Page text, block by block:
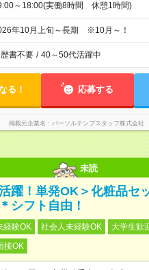
～18:00(実働8時間 休憩1時間)
年10月上旬～長期 ※10月～！
書不要 / 40～50代活躍中
る！ 応募する
掲載元企業名 パーソルテンプスタッフ株式会社
未読
躍！単発OK＞化粧品セ
シフト自由！
経験OK 社会人未経験OK 大学生歓
接OK